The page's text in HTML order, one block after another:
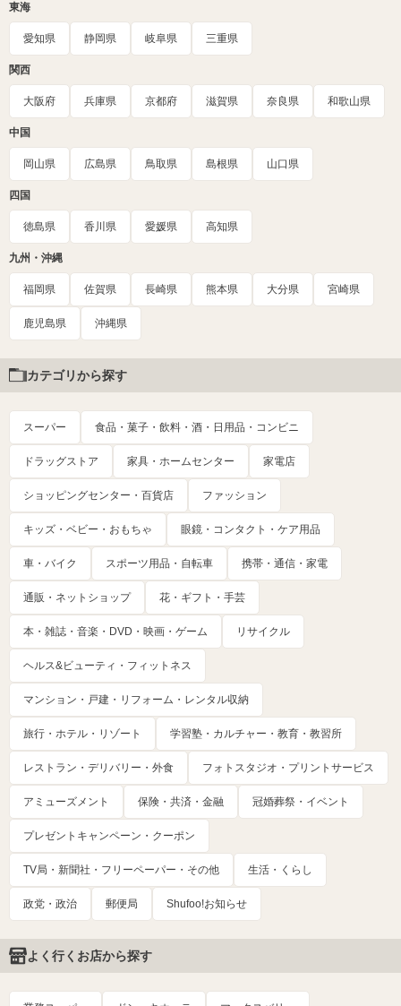
東海
愛知県 静岡県 岐阜県 三重県
関西
大阪府 兵庫県 京都府 滋賀県 奈良県 和歌山県
中国
岡山県 広島県 鳥取県 島根県 山口県
四国
徳島県 香川県 愛媛県 高知県
九州・沖縄
福岡県 佐賀県 長崎県 熊本県 大分県 宮崎県
鹿児島県 沖縄県
カテゴリから探す
スーパー 食品・菓子・飲料・酒・日用品・コンビニ
ドラッグストア 家具・ホームセンター 家電店
ショッピングセンター・百貨店 ファッション
キッズ・ベビー・おもちゃ 眼鏡・コンタクト・ケア用品
車・バイク スポーツ用品・自転車 携帯・通信・家電
通販・ネットショップ 花・ギフト・手芸
本・雑誌・音楽・DVD・映画・ゲーム リサイクル
ヘルス&ビューティ・フィットネス
マンション・戸建・リフォーム・レンタル収納
旅行・ホテル・リゾート 学習塾・カルチャー・教育・教習所
レストラン・デリバリー・外食 フォトスタジオ・プリントサービス
アミューズメント 保険・共済・金融 冠婚葬祭・イベント
プレゼントキャンペーン・クーポン
TV局・新聞社・フリーペーパー・その他 生活・くらし
政党・政治 郵便局 Shufoo!お知らせ
よく行くお店から探す